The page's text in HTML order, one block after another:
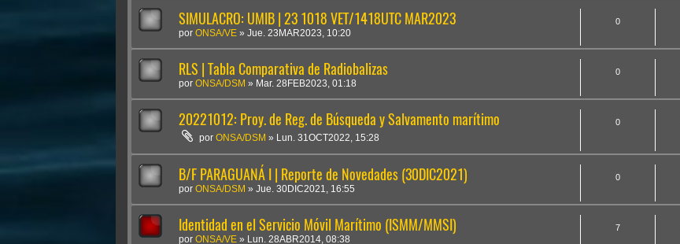
SIMULACRO: UMIB | 23 1018 VET/1418UTC MAR2023
por ONSA/VE » Jue. 23MAR2023, 10:20
0
RLS | Tabla Comparativa de Radiobalizas
por ONSA/DSM » Mar. 28FEB2023, 01:18
0
20221012: Proy. de Reg. de Búsqueda y Salvamento marítimo
porONSA/DSM » Lun. 31OCT2022, 15:28
0
B/F PARAGUANÁ I | Reporte de Novedades (30DIC2021)
por ONSA/DSM » Jue. 30DIC2021, 16:55
0
Identidad en el Servicio Móvil Marítimo (ISMM/MMSI)
por ONSA/VE » Lun. 28ABR2014, 08:38
7